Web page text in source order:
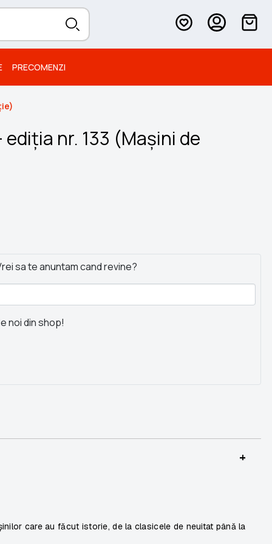
PRECOMENZI
nr. 133 (Mașini de
sa te anuntam cand revine?
noi din shop!
+
care au făcut istorie, de la clasicele de neuitat până la